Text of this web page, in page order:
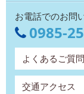
お電話でのお問
0985-
よくあるご質問
交通アクセス